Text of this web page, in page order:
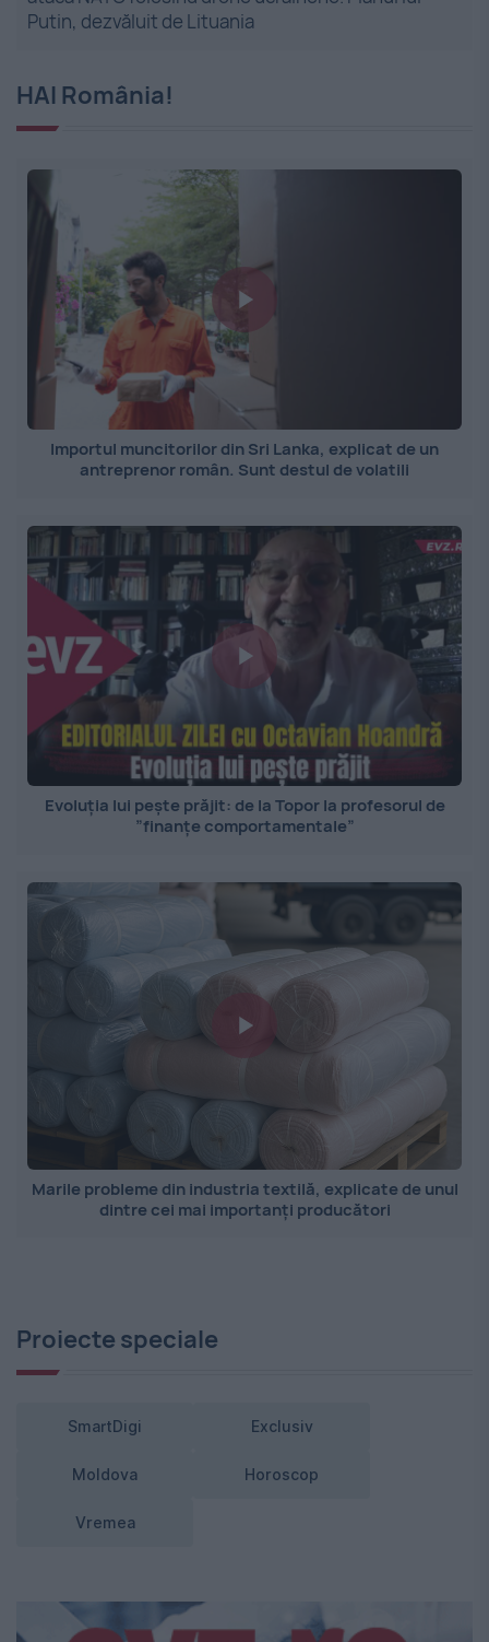
Putin, dezvăluit de Lituania
HAI România!
Importul muncitorilor din Sri Lanka, explicat de un
antreprenor român. Sunt destul de volatili
Evoluția lui pește prăjit: de la Topor la profesorul de
”finanțe comportamentale”
Marile probleme din industria textilă, explicate de unul
dintre cei mai importanți producători
Proiecte speciale
SmartDigi Exclusiv
Moldova Horoscop
Vremea